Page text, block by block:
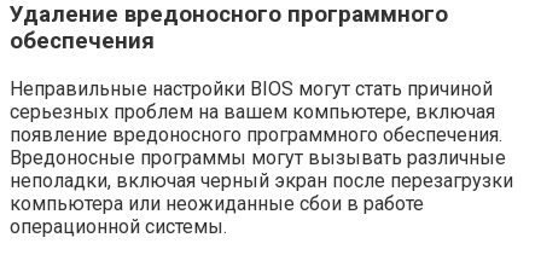
Удаление вредоносного программного
обеспечения
Неправильные настройки BIOS могут стать причиной
серьезных проблем на вашем компьютере, включая
появление вредоносного программного обеспечения.
Вредоносные программы могут вызывать различные
неполадки, включая черный экран после перезагрузки
компьютера или неожиданные сбои в работе
операционной системы.